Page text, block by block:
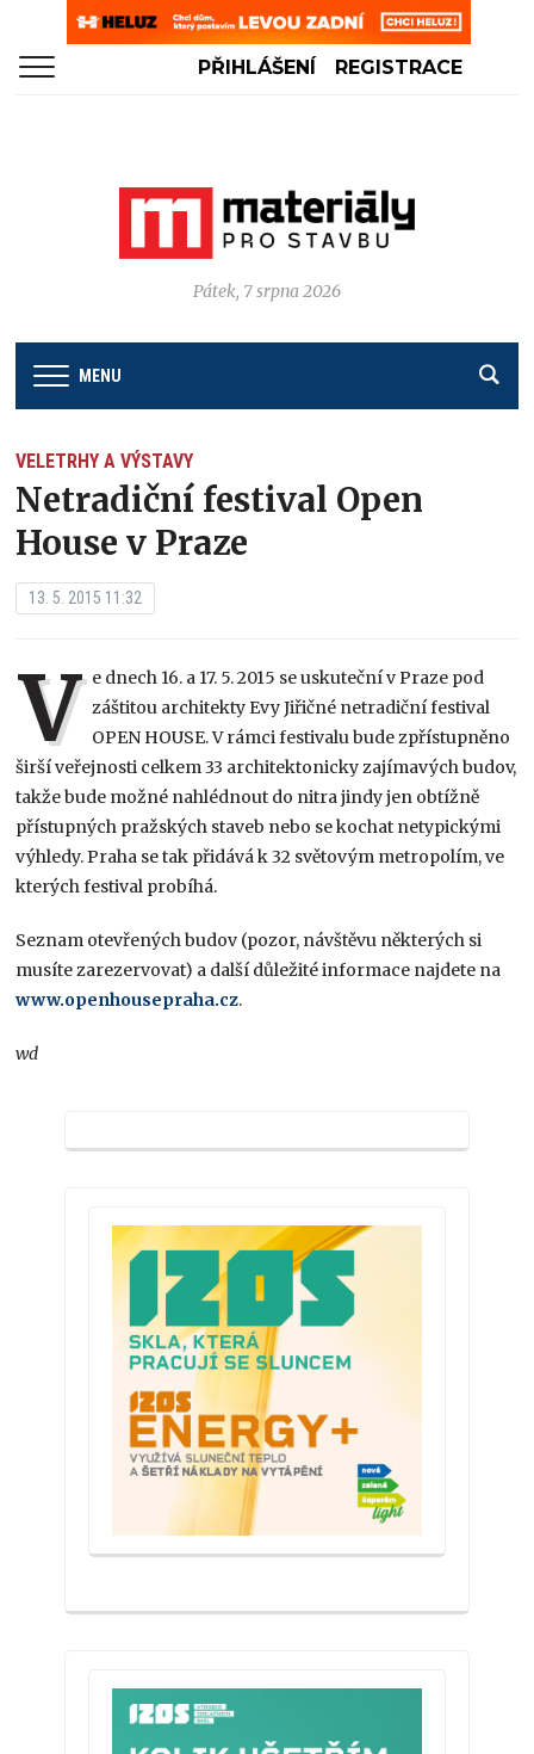
PŘIHLÁŠENÍ REGISTRACE
Pátek, 7 srpna 2026
MENU
VELETRHY A VÝSTAVY
Netradiční festival Open
House v Praze
13. 5. 2015 11:32
V e dnech 16. a 17. 5. 2015 se uskuteční v Praze pod
záštitou architekty Evy Jiřičné netradiční festival
OPEN HOUSE. V rámci festivalu bude zpřístupněno
širší veřejnosti celkem 33 architektonicky zajímavých budov,
takže bude možné nahlédnout do nitra jindy jen obtížně
přístupných pražských staveb nebo se kochat netypickými
výhledy. Praha se tak přidává k 32 světovým metropolím, ve
kterých festival probíhá.
Seznam otevřených budov (pozor, návštěvu některých si
musíte zarezervovat) a další důležité informace najdete na
www.openhousepraha.cz.
wd